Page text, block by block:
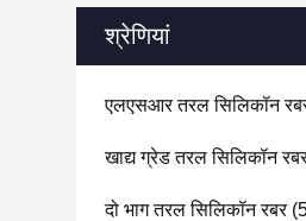
श्रेणियां
एलएसआर तरल सिलिकॉन
खाद्य ग्रेड तरल सिलिकॉन
दो भाग तरल सिलिकॉन रबर